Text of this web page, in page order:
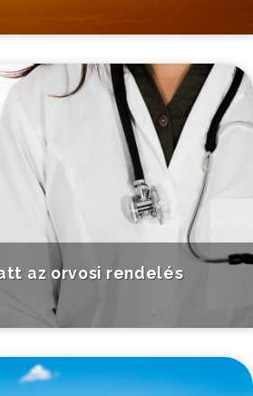
az orvosi rendelés